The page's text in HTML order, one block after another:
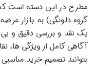
مطرح در این دسته است
گروه دلونگی) به بازار
یک نقد و بررسی دقیق و بی
آگاهی کامل از ویژگی ها،
بتوانند تصمیم خرید